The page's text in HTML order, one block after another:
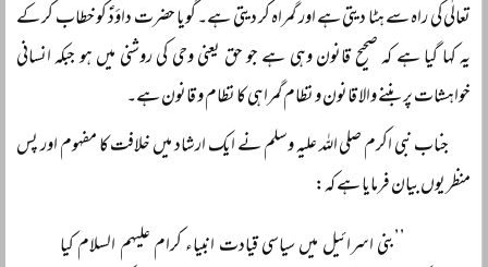
تعالٰی کی راہ سے ہٹا دیتی ہے اور گمراہ کر دیتی ہے۔ گویا حضرت داؤدؑ کو خطاب کر کے
یہ کہا گیا ہے کہ صحیح قانون وہی ہے جو حق یعنی وحی کی روشنی میں ہو جبکہ انسانی
خواہشات پر بننے والا قانون و نظام گمراہی کا نظام و قانون ہے۔
جناب نبی اکرم صلی اللہ علیہ وسلم نے ایک ارشاد میں خلافت کا مفہوم اور پس
منظر یوں بیان فرمایا ہے کہ:
’’بنی اسرائیل میں سیاسی قیادت انبیاء کرام علیہم السلام کیا